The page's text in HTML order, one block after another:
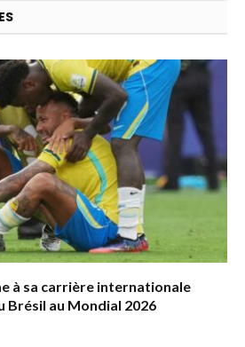
à sa carrière internationale
Brésil au Mondial 2026